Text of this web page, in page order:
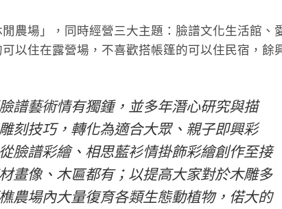
農場」，同時經營三大主題：臉譜文化生活館、
以住在露營場，不喜歡搭帳篷的可以住民宿，餘
譜藝術情有獨鍾，並多年潛心研究與描
刻技巧，轉化為適合大眾、親子即興彩
臉譜彩繪、相思藍衫情掛飾彩繪創作至接
畫像、木匾都有；以提高大家對於木雕多
農場內大量復育各類生態動植物，偌大的